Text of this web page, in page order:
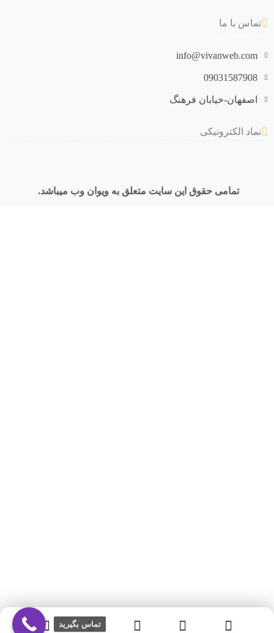
تماس با ما
info@vivanweb.com
09031587908
اصفهان-خیابان فرهنگ
نماد الکترونیکی
تمامی حقوق این سایت متعلق به ویوان وب میباشد.
تماس بگیرید